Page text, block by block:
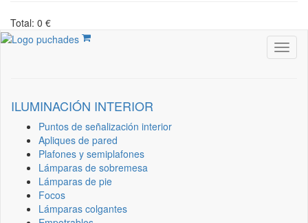
Total: 0 €
ILUMINACIÓN INTERIOR
Puntos de señalización interior
Apliques de pared
Plafones y semiplafones
Lámparas de sobremesa
Lámparas de pie
Focos
Lámparas colgantes